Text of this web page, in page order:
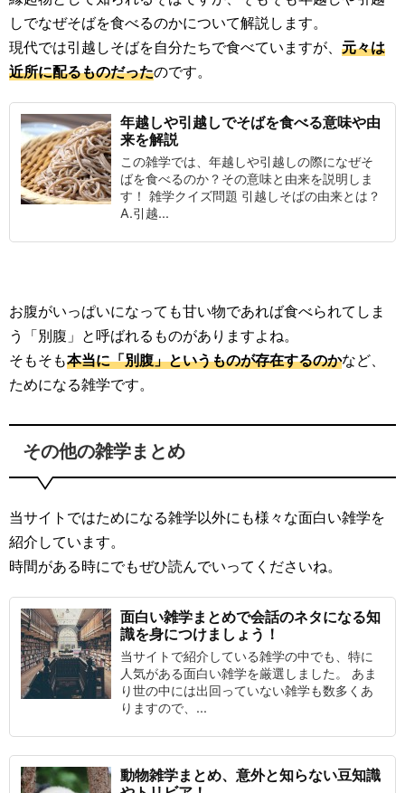
しでなぜそばを食べるのかについて解説します。
現代では引越しそばを自分たちで食べていますが、 元々は
近所に配るものだったのです。
年越しや引越しでそばを食べる意味や由
来を解説
この雑学では、年越しや引越しの際になぜそ
ばを食べるのか？その意味と由来を説明しま
す！ 雑学クイズ問題 引越しそばの由来とは？
A.引越...
お腹がいっぱいになっても甘い物であれば食べられてしま
う「別腹」と呼ばれるものがありますよね。
そもそも本当に「別腹」というものが存在するのかなど、
ためになる雑学です。
その他の雑学まとめ
当サイトではためになる雑学以外にも様々な面白い雑学を
紹介しています。
時間がある時にでもぜひ読んでいってくださいね。
面白い雑学まとめで会話のネタになる知
識を身につけましょう！
当サイトで紹介している雑学の中でも、特に
人気がある面白い雑学を厳選しました。 あま
り世の中には出回っていない雑学も数多くあ
りますので、...
動物雑学まとめ、意外と知らない豆知識